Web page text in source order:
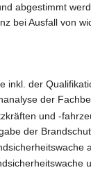
abgestimmt
bei Ausfall von
inkl. der
der
und -
der